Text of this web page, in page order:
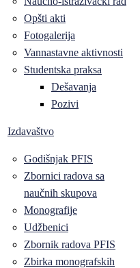
Opšti akti
Fotogalerija
Vannastavne aktivnosti
Studentska praksa
Dešavanja
Pozivi
Izdavaštvo
Godišnjak PFIS
Zbornici radova sa
naučnih skupova
Monografije
Udžbenici
Zbornik radova PFIS
Zbirka monografskih